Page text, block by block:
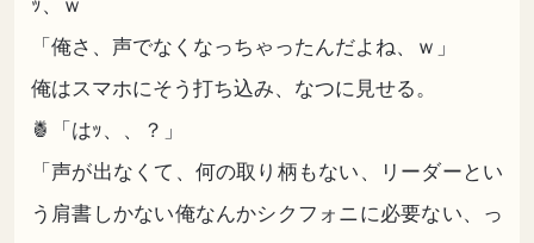
ｯ、ｗ
「俺さ、声でなくなっちゃったんだよね、ｗ」
俺はスマホにそう打ち込み、なつに見せる。
🍍「はｯ、、？」
「声が出なくて、何の取り柄もない、リーダーとい
う肩書しかない俺なんかシクフォニに必要ない、っ